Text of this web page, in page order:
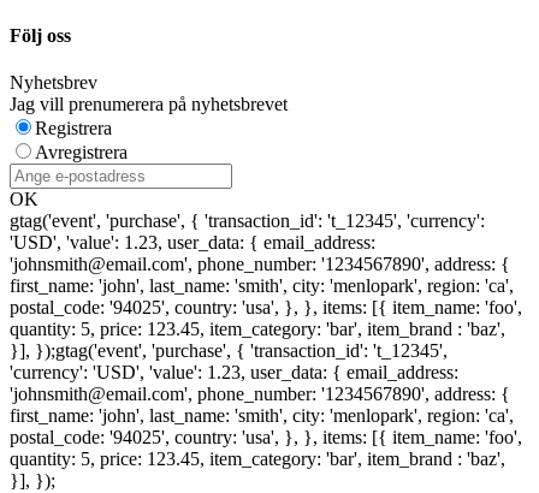
Följ oss
Nyhetsbrev
Jag vill prenumerera på nyhetsbrevet
Registrera
Avregistrera
OK
gtag('event', 'purchase', { 'transaction_id': 't_12345', 'currency':
'USD', 'value': 1.23, user_data: { email_address:
'johnsmith@email.com', phone_number: '1234567890', address: {
first_name: 'john', last_name: 'smith', city: 'menlopark', region: 'ca',
postal_code: '94025', country: 'usa', }, }, items: [{ item_name: 'foo',
quantity: 5, price: 123.45, item_category: 'bar', item_brand : 'baz',
}], });gtag('event', 'purchase', { 'transaction_id': 't_12345',
'currency': 'USD', 'value': 1.23, user_data: { email_address:
'johnsmith@email.com', phone_number: '1234567890', address: {
first_name: 'john', last_name: 'smith', city: 'menlopark', region: 'ca',
postal_code: '94025', country: 'usa', }, }, items: [{ item_name: 'foo',
quantity: 5, price: 123.45, item_category: 'bar', item_brand : 'baz',
}], });